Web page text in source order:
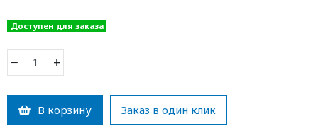
Доступен для заказа
− +
В корзину Заказ в один клик